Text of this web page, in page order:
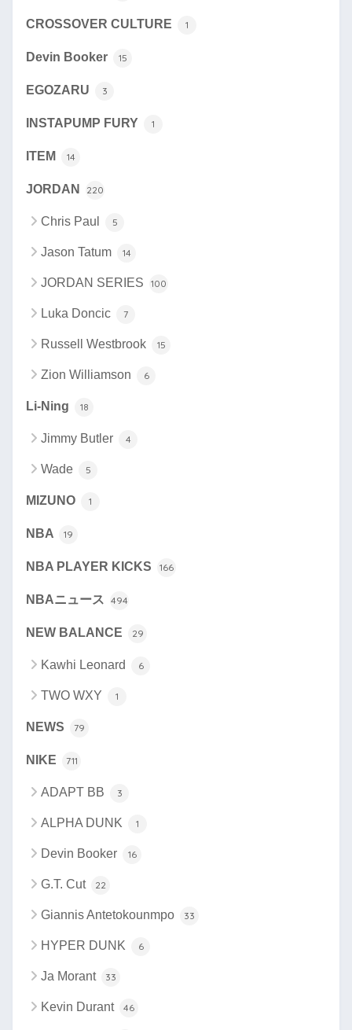
CROSSOVER CULTURE 1
Devin Booker 15
EGOZARU 3
INSTAPUMP FURY 1
ITEM 14
JORDAN 220
Chris Paul 5
Jason Tatum 14
JORDAN SERIES 100
Luka Doncic 7
Russell Westbrook 15
Zion Williamson 6
Li-Ning 18
Jimmy Butler 4
Wade 5
MIZUNO 1
NBA 19
NBA PLAYER KICKS 166
NBAニュース 494
NEW BALANCE 29
Kawhi Leonard 6
TWO WXY 1
NEWS 79
NIKE 711
ADAPT BB 3
ALPHA DUNK 1
Devin Booker 16
G.T. Cut 22
Giannis Antetokounmpo 33
HYPER DUNK 6
Ja Morant 33
Kevin Durant 46